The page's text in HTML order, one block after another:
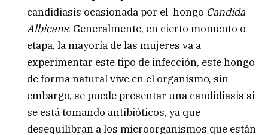
candidiasis ocasionada por el hongo Candida
Albicans. Generalmente, en cierto momento o
etapa, la mayoría de las mujeres va a
experimentar este tipo de infección, este hongo
de forma natural vive en el organismo, sin
embargo, se puede presentar una candidiasis si
se está tomando antibióticos, ya que
desequilibran a los microorganismos que están